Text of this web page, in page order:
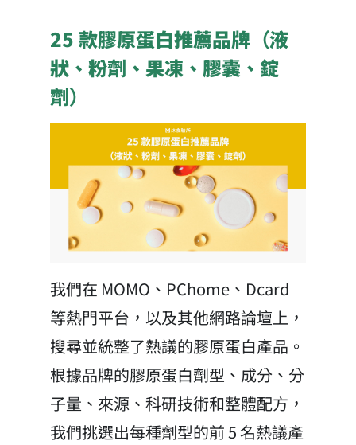
25 款膠原蛋白推薦品牌（液
狀、粉劑、果凍、膠囊、錠
劑）
我們在 MOMO、PChome、Dcard
等熱門平台，以及其他網路論壇上，
搜尋並統整了熱議的膠原蛋白產品。
根據品牌的膠原蛋白劑型、成分、分
子量、來源、科研技術和整體配方，
我們挑選出每種劑型的前 5 名熱議產